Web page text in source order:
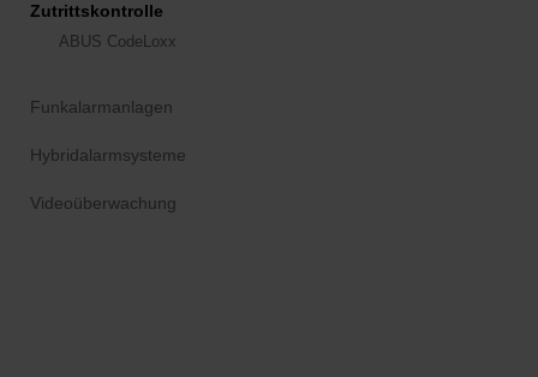
Zutrittskontrolle
ABUS CodeLoxx
Funkalarmanlagen
Hybridalarmsysteme
Videoüberwachung